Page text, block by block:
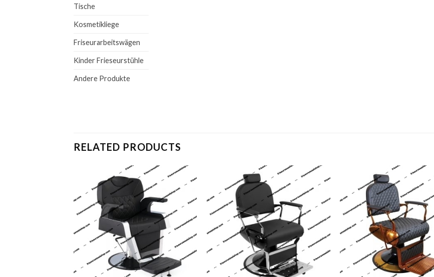
Tische
Kosmetikliege
Friseurarbeitswägen
Kinder Frieseurstühle
Andere Produkte
RELATED PRODUCTS